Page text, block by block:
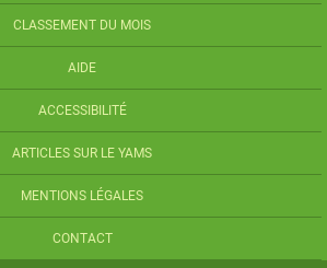
CLASSEMENT DU MOIS
AIDE
ACCESSIBILITÉ
ARTICLES SUR LE YAMS
MENTIONS LÉGALES
CONTACT